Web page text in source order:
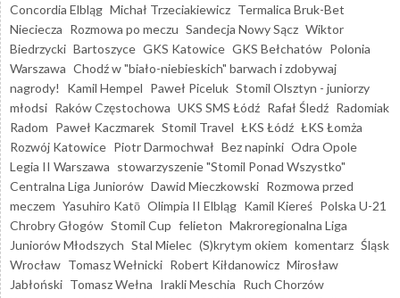
Concordia Elbląg Michał Trzeciakiewicz Termalica Bruk-Bet
Nieciecza Rozmowa po meczu Sandecja Nowy Sącz Wiktor
Biedrzycki Bartoszyce GKS Katowice GKS Bełchatów Polonia
Warszawa Chodź w "biało-niebieskich" barwach i zdobywaj
nagrody!
Kamil Hempel Paweł Piceluk Stomil Olsztyn - juniorzy
młodsi Raków Częstochowa UKS SMS Łódź Rafał Śledź Radomiak
Radom Paweł Kaczmarek Stomil Travel ŁKS Łódź ŁKS Łomża
Rozwój Katowice Piotr Darmochwał Bez napinki Odra Opole
Legia II Warszawa stowarzyszenie "Stomil Ponad Wszystko"
Centralna Liga Juniorów Dawid Mieczkowski Rozmowa przed
meczem Yasuhiro Katō Olimpia II Elbląg Kamil Kiereś Polska U-21
Chrobry Głogów Stomil Cup felieton Makroregionalna Liga
Juniorów Młodszych Stal Mielec (S)krytym okiem komentarz Śląsk
Wrocław Tomasz Wełnicki Robert Kiłdanowicz Mirosław
Jabłoński Tomasz Wełna Irakli Meschia Ruch Chorzów